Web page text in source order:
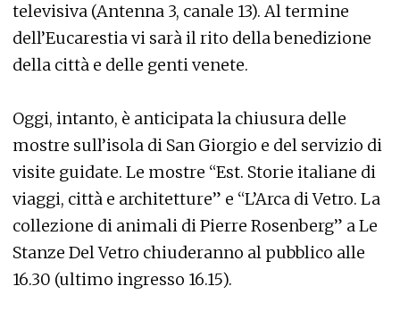
televisiva (Antenna 3, canale 13). Al termine
dell’Eucarestia vi sarà il rito della benedizione
della città e delle genti venete.
Oggi, intanto, è anticipata la chiusura delle
mostre sull’isola di San Giorgio e del servizio di
visite guidate. Le mostre “Est. Storie italiane di
viaggi, città e architetture” e “L’Arca di Vetro. La
collezione di animali di Pierre Rosenberg” a Le
Stanze Del Vetro chiuderanno al pubblico alle
16.30 (ultimo ingresso 16.15).